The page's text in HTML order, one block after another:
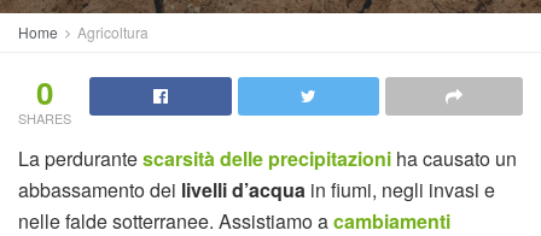
Home Agricoltura
0
SHARES
La perdurantescarsità delle precipitazioni ha causato un
abbassamento dei livelli d’acqua in fiumi, negli invasi e
nelle falde sotterranee. Assistiamo acambiamenti